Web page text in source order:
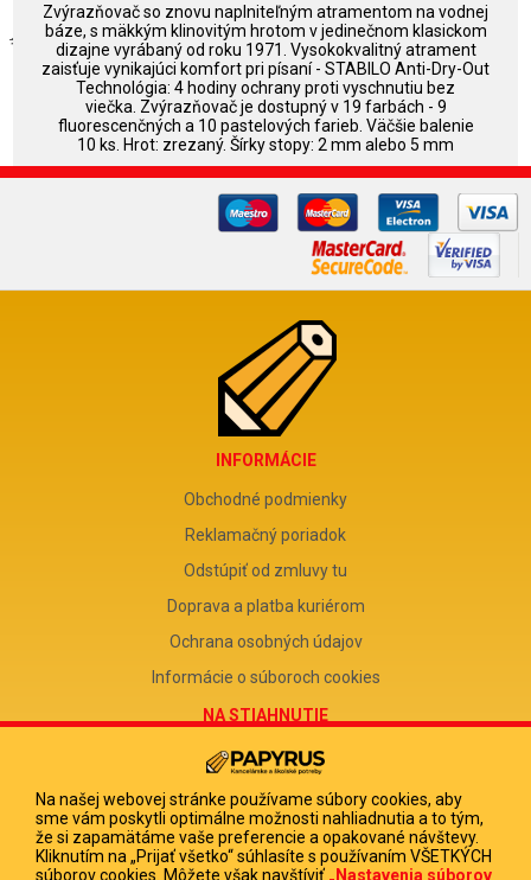
Zvýrazňovač so znovu naplniteľným atramentom na vodnej
báze, s mäkkým klinovitým hrotom v jedinečnom klasickom
dizajne vyrábaný od roku 1971. Vysokokvalitný atrament
zaisťuje vynikajúci komfort pri písaní - STABILO Anti-Dry-Out
Technológia: 4 hodiny ochrany proti vyschnutiu bez
viečka. Zvýrazňovač je dostupný v 19 farbách - 9
fluorescenčných a 10 pastelových farieb. Väčšie balenie
10 ks. Hrot: zrezaný. Šírky stopy: 2 mm alebo 5 mm
INFORMÁCIE
Obchodné podmienky
Reklamačný poriadok
Odstúpiť od zmluvy tu
Doprava a platba kuriérom
Ochrana osobných údajov
Informácie o súboroch cookies
NA STIAHNUTIE
Reklamačný formulár
Odstúpenie od zmluvy
Poučenie o odstúpení od zmluvy
FIRMA
Na našej webovej stránke používame súbory cookies, aby
sme vám poskytli optimálne možnosti nahliadnutia a to tým,
že si zapamätáme vaše preferencie a opakované návštevy.
Kliknutím na „Prijať všetko“ súhlasíte s používaním VŠETKÝCH
súborov cookies. Môžete však navštíviť „Nastavenia súborov